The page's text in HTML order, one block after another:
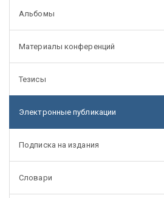
Альбомы
Материалы конференций
Тезисы
Электронные публикации
Подписка на издания
Словари